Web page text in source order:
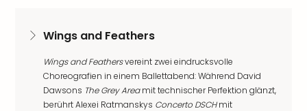
Wings and Feathers
Wings and Feathersvereint zwei eindrucksvolle
Choreografien in einem Ballettabend: Während David
Dawsons The Grey Areamit technischer Perfektion glänzt,
berührt Alexei Ratmanskys Concerto DSCHmit